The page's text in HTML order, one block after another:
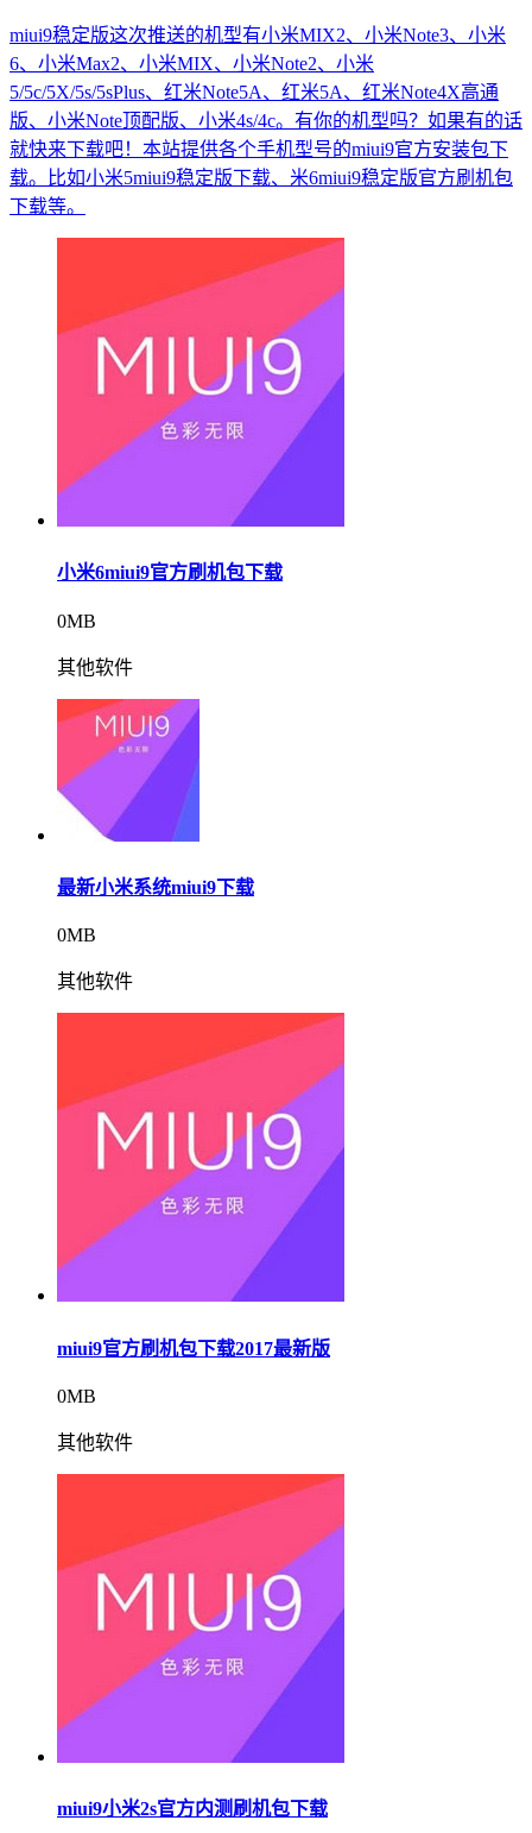
miui9稳定版这次推送的机型有小米MIX2、小米Note3、小米
6、小米Max2、小米MIX、小米Note2、小米
5/5c/5X/5s/5sPlus、红米Note5A、红米5A、红米Note4X高通
版、小米Note顶配版、小米4s/4c。有你的机型吗？如果有的话
就快来下载吧！本站提供各个手机型号的miui9官方安装包下
载。比如小米5miui9稳定版下载、米6miui9稳定版官方刷机包
下载等。
小米6miui9官方刷机包下载
0MB
其他软件
最新小米系统miui9下载
0MB
其他软件
miui9官方刷机包下载2017最新版
0MB
其他软件
miui9小米2s官方内测刷机包下载